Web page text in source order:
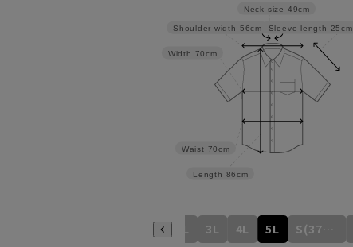
Sleeve length 25cm
Neck size 49cm
Length 86cm
Waist 70cm
Width 70cm
Shoulder width 56cm
LL 3L 4L 5L S(37cm)